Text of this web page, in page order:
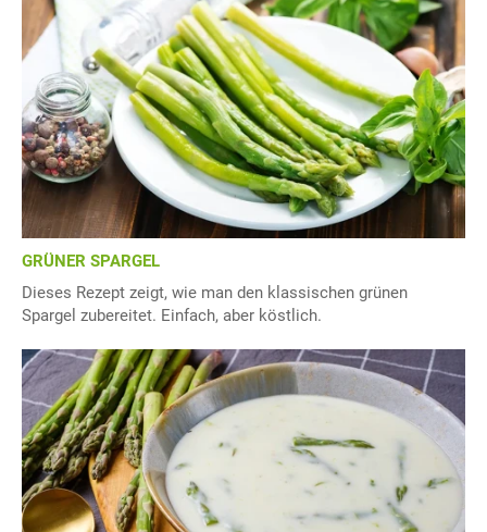
GRÜNER SPARGEL
Dieses Rezept zeigt, wie man den klassischen grünen
Spargel zubereitet. Einfach, aber köstlich.